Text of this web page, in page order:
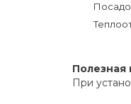
Полезная
При